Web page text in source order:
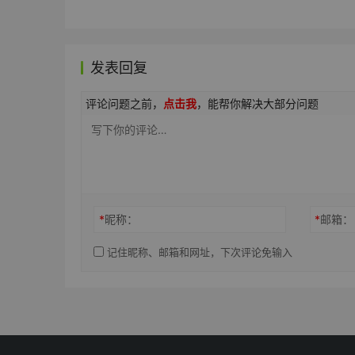
发表回复
评论问题之前， 点击我，能帮你解决大部分问题
*昵称： *邮箱：
记住昵称、邮箱和网址，下次评论免输入